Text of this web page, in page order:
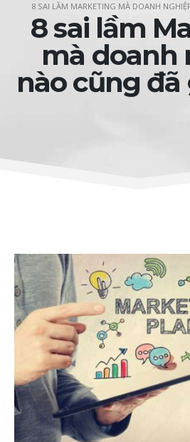
8 SAI LẦM MARKETING MÀ DOANH
8 sai lầm
mà doanh
nào cũng đã